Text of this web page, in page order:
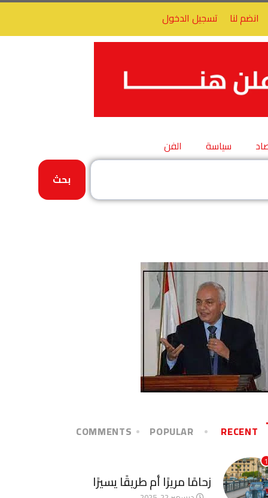
انضم لنا تسجيل الدخول
سياسة
الفن
بحث
RECENT
POPULAR
COMMENTS
1
زحامًا مريرًا أم طريقًا يسيرًا